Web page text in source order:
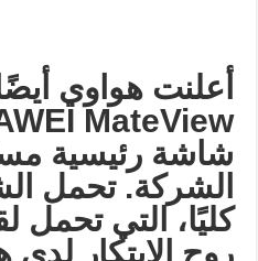
أعلنت هواوي
MateView
شاشة رئيسية
الشركة. تحمل
كليًا، التي تحمل
روح الابتكار